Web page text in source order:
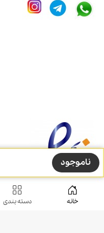
ناموجود
خانه دسته بندی